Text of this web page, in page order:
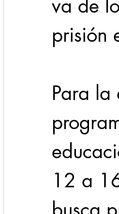
va de
prisión
Para
12 a